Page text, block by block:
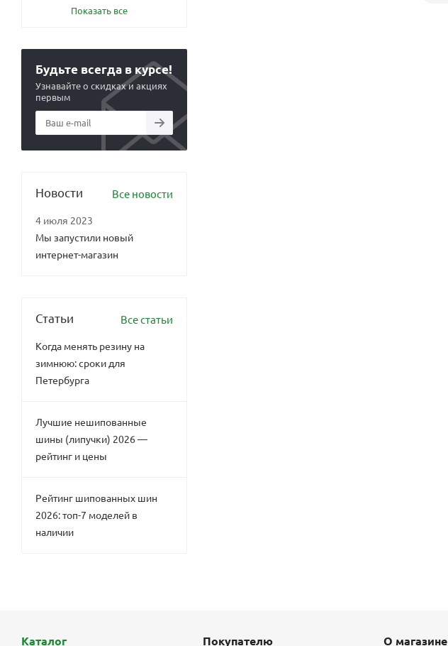
Показать все
Будьте всегда в курсе!
Узнавайте о скидках и акциях
первым
Новости Все новости
4 июля 2023
Мы запустили новый
интернет-магазин
Статьи Все статьи
Когда менять резину на
зимнюю: сроки для
Петербурга
Лучшие нешипованные
шины (липучки) 2026 —
рейтинг и цены
Рейтинг шипованных шин
2026: топ-7 моделей в
наличии
Каталог Покупателю О магазине